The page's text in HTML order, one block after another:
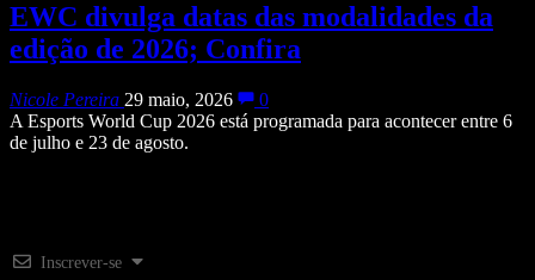
EWC divulga datas das modalidades da
edição de 2026; Confira
Nicole Pereira 29 maio, 2026
0
A Esports World Cup 2026 está programada para acontecer entre 6
de julho e 23 de agosto.
Inscrever-se